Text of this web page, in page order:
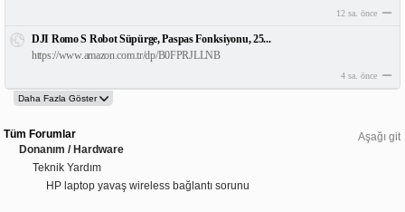
12 sa. önce
DJI Romo S Robot Süpürge, Paspas Fonksiyonu, 25...
https://www.amazon.com.tr/dp/B0FPRJLLNB
4 sa. önce
Aşağı git
Tüm Forumlar
Donanım / Hardware
Teknik Yardım
HP laptop yavaş wireless bağlantı sorunu